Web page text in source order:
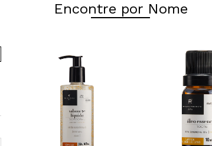
Encontre por Nome